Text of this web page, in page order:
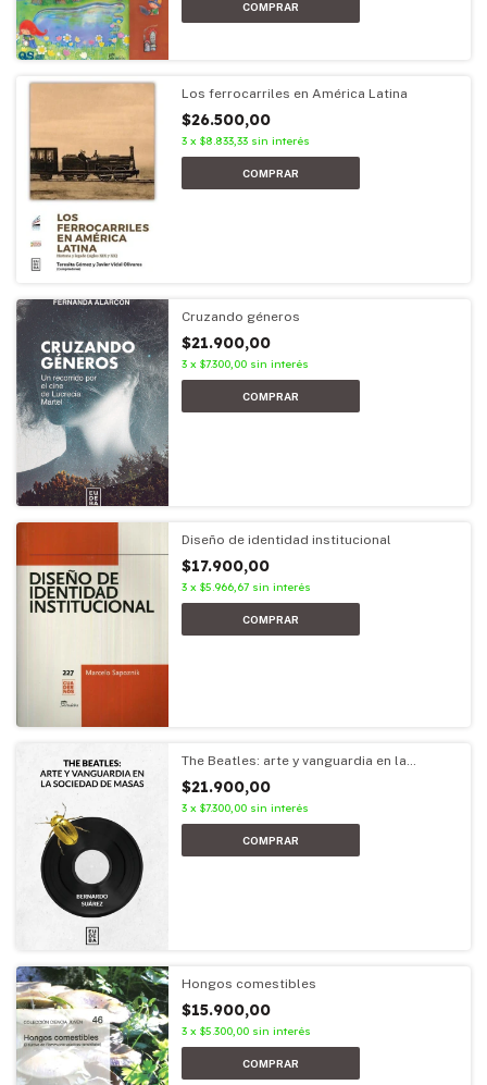
Los ferrocarriles en América Latina
$26.500,00
3 x $8.833,33 sin interés
Cruzando géneros
$21.900,00
3 x $7.300,00 sin interés
Diseño de identidad institucional
$17.900,00
3 x $5.966,67 sin interés
The Beatles: arte y vanguardia en la
$21.900,00
3 x $7.300,00 sin interés
Hongos comestibles
$15.900,00
3 x $5.300,00 sin interés